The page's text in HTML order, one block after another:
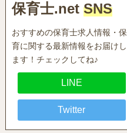
保育士.net SNS
おすすめの保育士求人情報・保
育に関する最新情報をお届けし
ます！チェックしてね♪
LINE
Twitter